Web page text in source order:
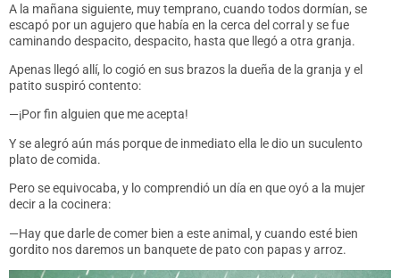
A la mañana siguiente, muy temprano, cuando todos dormían, se
escapó por un agujero que había en la cerca del corral y se fue
caminando despacito, despacito, hasta que llegó a otra granja.
Apenas llegó allí, lo cogió en sus brazos la dueña de la granja y el
patito suspiró contento:
—¡Por fin alguien que me acepta!
Y se alegró aún más porque de inmediato ella le dio un suculento
plato de comida.
Pero se equivocaba, y lo comprendió un día en que oyó a la mujer
decir a la cocinera:
—Hay que darle de comer bien a este animal, y cuando esté bien
gordito nos daremos un banquete de pato con papas y arroz.